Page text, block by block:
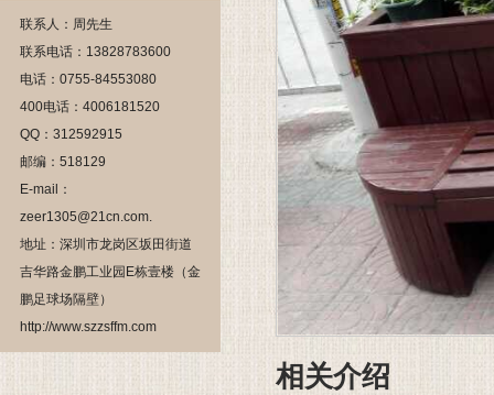
联系人：周先生
联系电话：13828783600
电话：0755-84553080
400电话：4006181520
QQ：312592915
邮编：518129
E-mail：
zeer1305@21cn.com.
地址：深圳市龙岗区坂田街道
吉华路金鹏工业园E栋壹楼（金
鹏足球场隔壁）
http://www.szzsffm.com
相关介绍